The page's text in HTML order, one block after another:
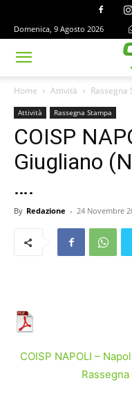
Domenica, 9 Agosto 2026
Home Attività Rassegna
Attività Rassegna Stampa
COISP
Giugliano
….
By Redazione - 24 Novembre
COISP NAPOLI –